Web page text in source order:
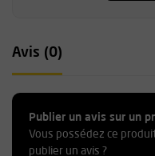
Avis (0)
Publier un avis sur un
Vous possédez ce
publier un avis ?